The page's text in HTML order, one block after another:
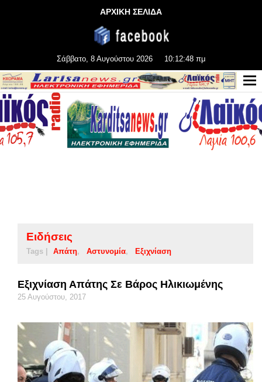
ΑΡΧΙΚΗ ΣΕΛΙΔΑ
Σάββατο, 8 Αυγούστου 2026 10:12:48 πμ
Ειδήσεις
Tags | Απάτη Αστυνομία Εξιχνίαση
Εξιχνίαση Απάτης Σε Βάρος Ηλικιωμένης
25 Αυγούστου, 2017